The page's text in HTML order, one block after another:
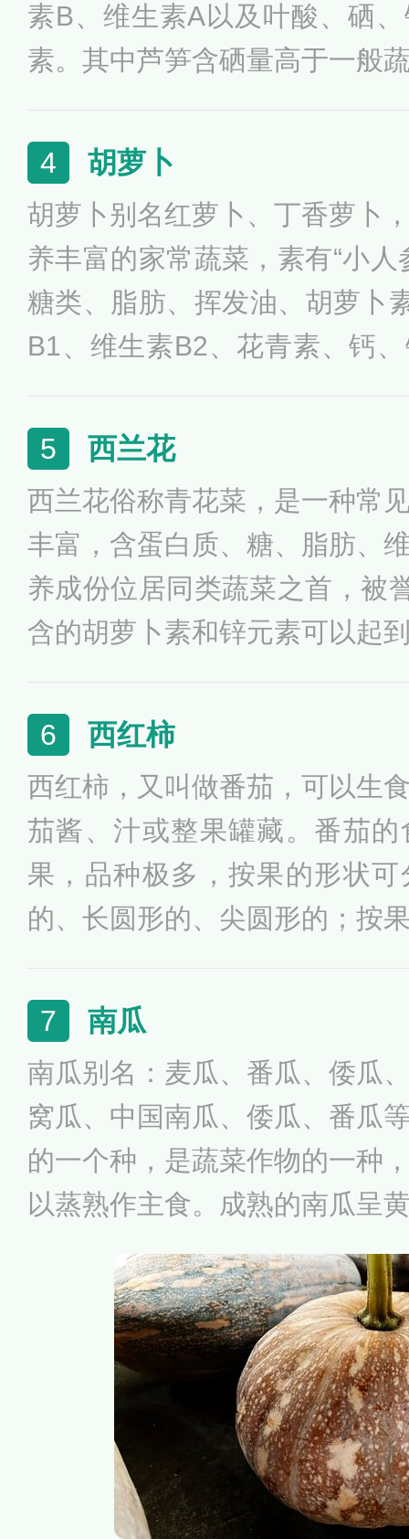
素B、维生素A以及叶酸、硒
素。其中芦笋含硒量高于一般
使用芦笋具有清热生津、利水
提高抵抗力等作用。那么，芦
肉、芦笋炒虾仁、蚝油芦笋、
法。芦笋虽好，但也有食用注
葫芦、羊肉、羊肝、巴豆、
食，而痛风、糖尿病、尿酸代
不宜食用。
4 胡萝卜
胡萝卜别名红萝卜、丁香萝卜
养丰富的家常蔬菜，素有“小
糖类、脂肪、挥发油、胡萝卜
B1、维生素B2、花青素、钙
最多，品质亦佳，秋冬季节上
5 西兰花
西兰花俗称青花菜，是一种常
丰富，含蛋白质、糖、脂肪、
养成份位居同类蔬菜之首，被
含的胡萝卜素和锌元素可以起
癌、直肠癌及胃癌等癌症的发
6 西红柿
西红柿，又叫做番茄，可以生
茄酱、汁或整果罐藏。番茄
果，品种极多，按果的形状
的、长圆形的、尖圆形的；按
分丰富，含有大量的番茄红素
美容养颜的作用。此外，西红
生津止渴和开胃消食的作用，
促进血液流动，从而降压降脂
较常见的菜谱有西红柿炒鸡蛋
柿炒豆腐等，还可以将西红柿
7 南瓜
南瓜别名：麦瓜、番瓜、倭瓜
窝瓜、中国南瓜、倭瓜、番瓜
的一个种，是蔬菜作物的一种
以蒸熟作主食。成熟的南瓜呈
大量的锌，有益皮肤和指甲健
素具有护眼、护心的作用；膳
感，促进消化，润肠通便，防
的人食用。南瓜怎么做好吃呢
以蒸熟做主食，食用方法多样
糯糯的滋味很受人喜欢，无论
家常南瓜粥，做出来都十分美